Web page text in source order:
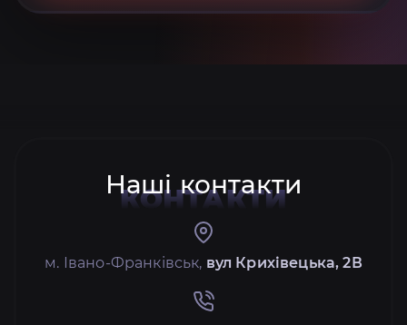
Наші контакти
КОНТАКТИ
м. Івано-Франківськ, вул Крихівецька, 2В